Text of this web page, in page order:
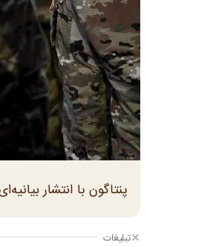
پنتاگون با انتشار
تبلیغات